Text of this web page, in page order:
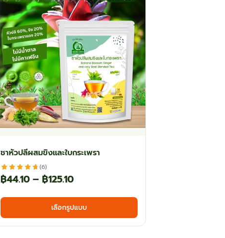
ชาหัวปลีผสมขิงและใบกระเพรา
(6)
฿44.10 – ฿125.10Price
range:
฿44.10
through
เลือกรูปแบบ
This
has